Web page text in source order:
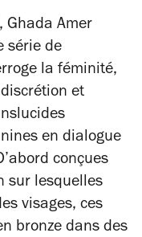
Ghada Amer
série de
la féminité,
et
en dialogue
conçues
sur lesquelles
visages, ces
bronze dans des